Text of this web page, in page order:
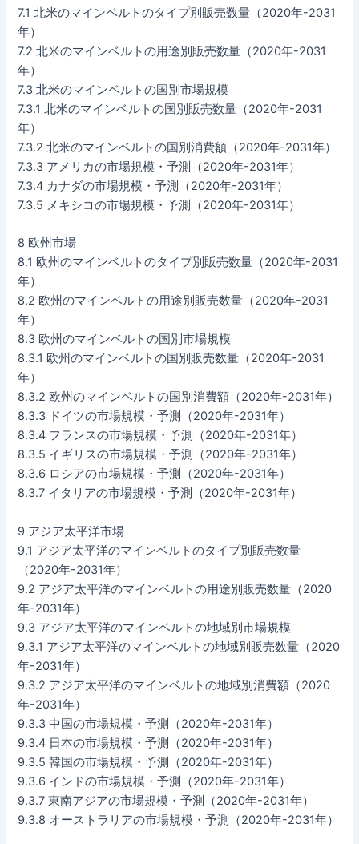
7.1 北米のマインベルトのタイプ別販売数量（2020年-2031
年）
7.2 北米のマインベルトの用途別販売数量（2020年-2031
年）
7.3 北米のマインベルトの国別市場規模
7.3.1 北米のマインベルトの国別販売数量（2020年-2031
年）
7.3.2 北米のマインベルトの国別消費額（2020年-2031年）
7.3.3 アメリカの市場規模・予測（2020年-2031年）
7.3.4 カナダの市場規模・予測（2020年-2031年）
7.3.5 メキシコの市場規模・予測（2020年-2031年）
8 欧州市場
8.1 欧州のマインベルトのタイプ別販売数量（2020年-2031
年）
8.2 欧州のマインベルトの用途別販売数量（2020年-2031
年）
8.3 欧州のマインベルトの国別市場規模
8.3.1 欧州のマインベルトの国別販売数量（2020年-2031
年）
8.3.2 欧州のマインベルトの国別消費額（2020年-2031年）
8.3.3 ドイツの市場規模・予測（2020年-2031年）
8.3.4 フランスの市場規模・予測（2020年-2031年）
8.3.5 イギリスの市場規模・予測（2020年-2031年）
8.3.6 ロシアの市場規模・予測（2020年-2031年）
8.3.7 イタリアの市場規模・予測（2020年-2031年）
9 アジア太平洋市場
9.1 アジア太平洋のマインベルトのタイプ別販売数量
（2020年-2031年）
9.2 アジア太平洋のマインベルトの用途別販売数量（2020
年-2031年）
9.3 アジア太平洋のマインベルトの地域別市場規模
9.3.1 アジア太平洋のマインベルトの地域別販売数量（2020
年-2031年）
9.3.2 アジア太平洋のマインベルトの地域別消費額（2020
年-2031年）
9.3.3 中国の市場規模・予測（2020年-2031年）
9.3.4 日本の市場規模・予測（2020年-2031年）
9.3.5 韓国の市場規模・予測（2020年-2031年）
9.3.6 インドの市場規模・予測（2020年-2031年）
9.3.7 東南アジアの市場規模・予測（2020年-2031年）
9.3.8 オーストラリアの市場規模・予測（2020年-2031年）